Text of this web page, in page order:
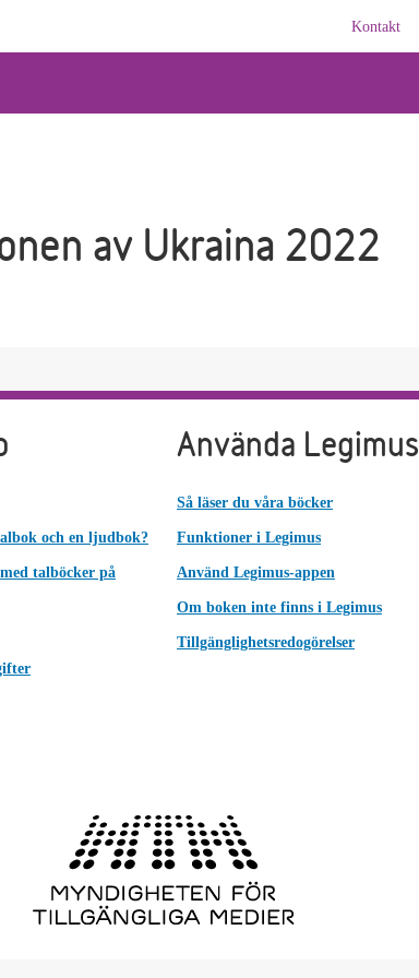
Kontakt
av Ukraina 2022
och en ljudbok?
talböcker på
Använda Legimus
Så läser du våra böcker
Funktioner i Legimus
Använd Legimus-appen
Om boken inte finns i Legimus
Tillgänglighetsredogörelser